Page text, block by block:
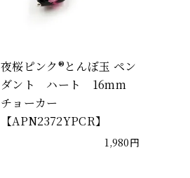
夜桜ピンク®とんぼ玉 ペン
ダント ハート 16mm
チョーカー
【APN2372YPCR】
1,980円